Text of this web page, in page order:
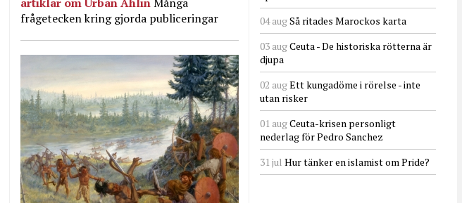
frågetecken kring gjorda publiceringar
04 augSå ritades Marockos karta
03 augCeuta - De historiska rötterna är
djupa
02 augEtt kungadöme i rörelse - inte
utan risker
01 augCeuta-krisen personligt
nederlag för Pedro Sanchez
31 jul Hur tänker en islamist om Pride?